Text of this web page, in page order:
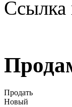
Ссылка
Продать
Новый